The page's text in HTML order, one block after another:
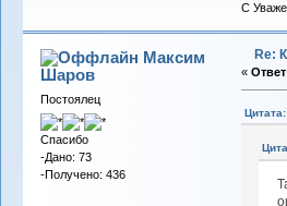
С
Максим
Шаров
Постоялец
Спасибо
-Дано: 73
-Получено: 436
Re:
«